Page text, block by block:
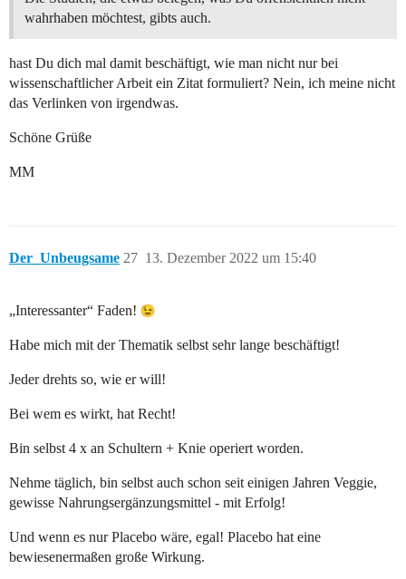
wahrhaben möchtest, gibts auch.
hast Du dich mal damit beschäftigt, wie man nicht nur bei
wissenschaftlicher Arbeit ein Zitat formuliert? Nein, ich meine nicht
das Verlinken von irgendwas.
Schöne Grüße
MM
Der_Unbeugsame 13. Dezember 2022 um 15:40
27
„Interessanter“ Faden!
Habe mich mit der Thematik selbst sehr lange beschäftigt!
Jeder drehts so, wie er will!
Bei wem es wirkt, hat Recht!
Bin selbst 4 x an Schultern + Knie operiert worden.
Nehme täglich, bin selbst auch schon seit einigen Jahren Veggie,
gewisse Nahrungsergänzungsmittel - mit Erfolg!
Und wenn es nur Placebo wäre, egal! Placebo hat eine
bewiesenermaßen große Wirkung.